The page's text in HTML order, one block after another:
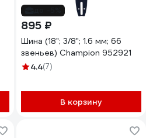
895 ₽
Шина (18"; 3/8"; 1.6 мм; 66
звеньев) Champion 952921
4.4(7)
В корзину